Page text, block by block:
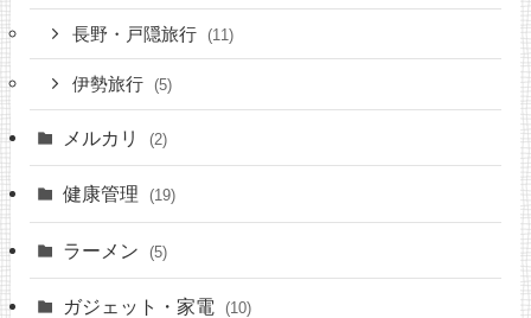
長野・戸隠旅行 (11)
伊勢旅行 (5)
メルカリ (2)
健康管理 (19)
ラーメン (5)
ガジェット・家電 (10)